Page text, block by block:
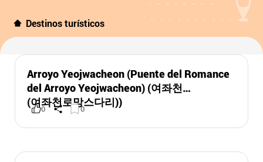
Destinos turísticos
Arroyo Yeojwacheon (Puente del Romance
del Arroyo Yeojwacheon) (여좌천
(여좌천로망스다리))
0 0